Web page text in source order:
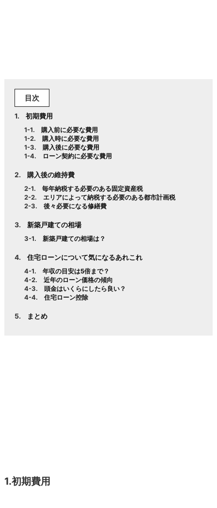
目次
初期費用
購入前に必要な費用
購入時に必要な費用
購入後に必要な費用
ローン契約に必要な費用
購入後の維持費
毎年納税する必要のある固定資産税
エリアによって納税する必要のある都市計画税
後々必要になる修繕費
新築戸建ての相場
新築戸建ての相場は？
住宅ローンについて気になるあれこれ
年収の目安は5倍まで？
近年のローン価格の傾向
頭金はいくらにしたら良い？
住宅ローン控除
まとめ
1.初期費用